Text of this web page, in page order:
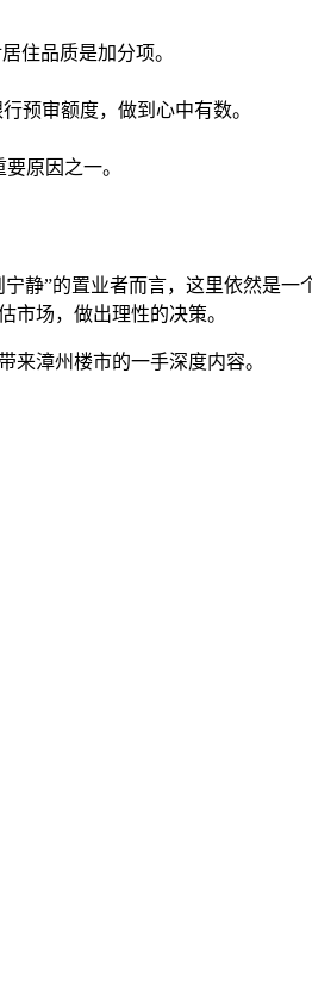
住品质是加分项。
预审额度，做到心中有数。
原因之一。
静”的置业者而言，这里依然是一
市场，做出理性的决策。
来漳州楼市的一手深度内容。